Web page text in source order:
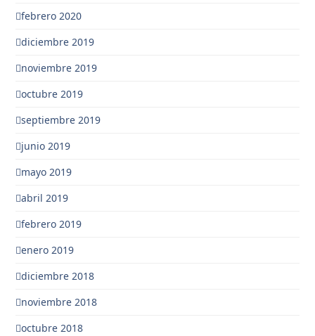
febrero 2020
diciembre 2019
noviembre 2019
octubre 2019
septiembre 2019
junio 2019
mayo 2019
abril 2019
febrero 2019
enero 2019
diciembre 2018
noviembre 2018
octubre 2018